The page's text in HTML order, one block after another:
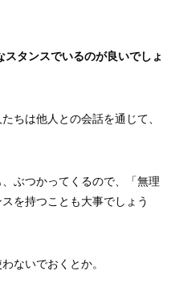
タンスでいるのが良いでしょ
ちは他人との会話を通じて、
ぶつかってくるので、「無理
を持つことも大事でしょう
ないでおくとか。